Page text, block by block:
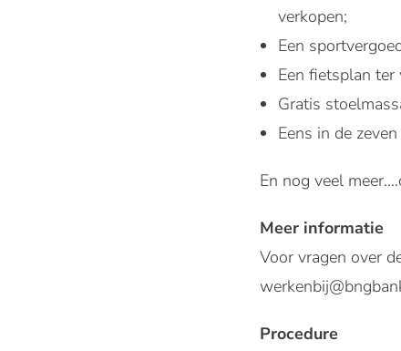
verkopen;
Een
Een fietsplan
Gratis
Eens in de
En nog veel
Meer informatie
Voor vragen over
Procedure